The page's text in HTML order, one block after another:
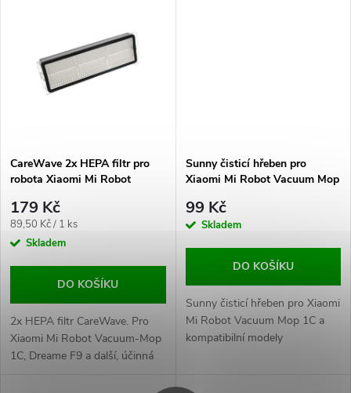
CareWave 2x HEPA filtr pro
robota Xiaomi Mi Robot
179 Kč
Měrná
cena:
89,50 Kč / 1 ks
Skladem
DO KOŠÍKU
2x HEPA filtr CareWave. Pro
Xiaomi Mi Robot Vacuum-Mop
1C, Dreame F9 a další, účinná
Sunny čisticí hřeben pro
Xiaomi Mi Robot Vacuum Mop
99 Kč
Skladem
DO KOŠÍKU
Sunny čisticí hřeben pro Xiaomi
Mi Robot Vacuum Mop 1C a
kompatibilní modely